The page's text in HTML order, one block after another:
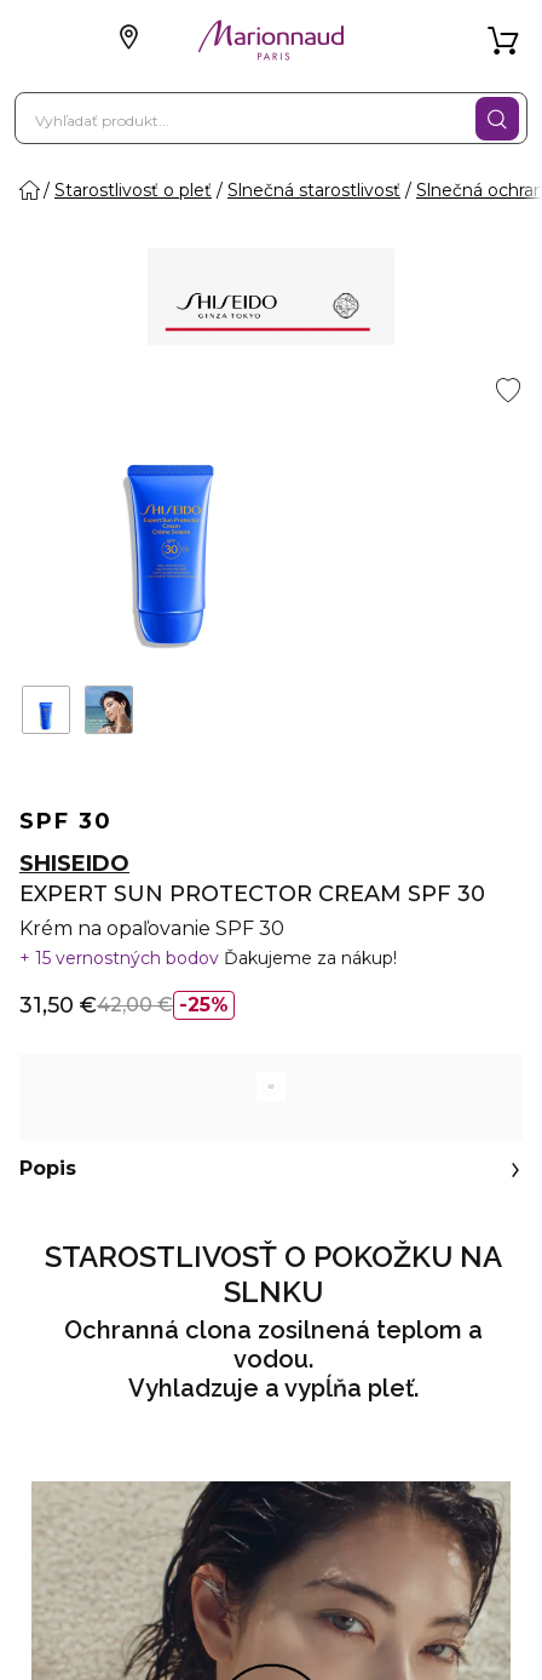
Starostlivosť o pleť Slnečná starostlivosť Slnečná
SPF 30
SHISEIDO
EXPERT SUN PROTECTOR CREAM SPF 30
Krém na opaľovanie SPF 30
15 vernostných bodov Ďakujeme za nákup!
25%
31,50 €42,00 €
Popis
STAROSTLIVOSŤ O POKOŽKU NA
SLNKU
Ochranná clona zosilnená teplom a
vodou.
Vyhladzuje a vypĺňa pleť.